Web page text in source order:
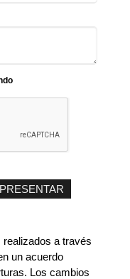
a través
un acuerdo
Los cambios